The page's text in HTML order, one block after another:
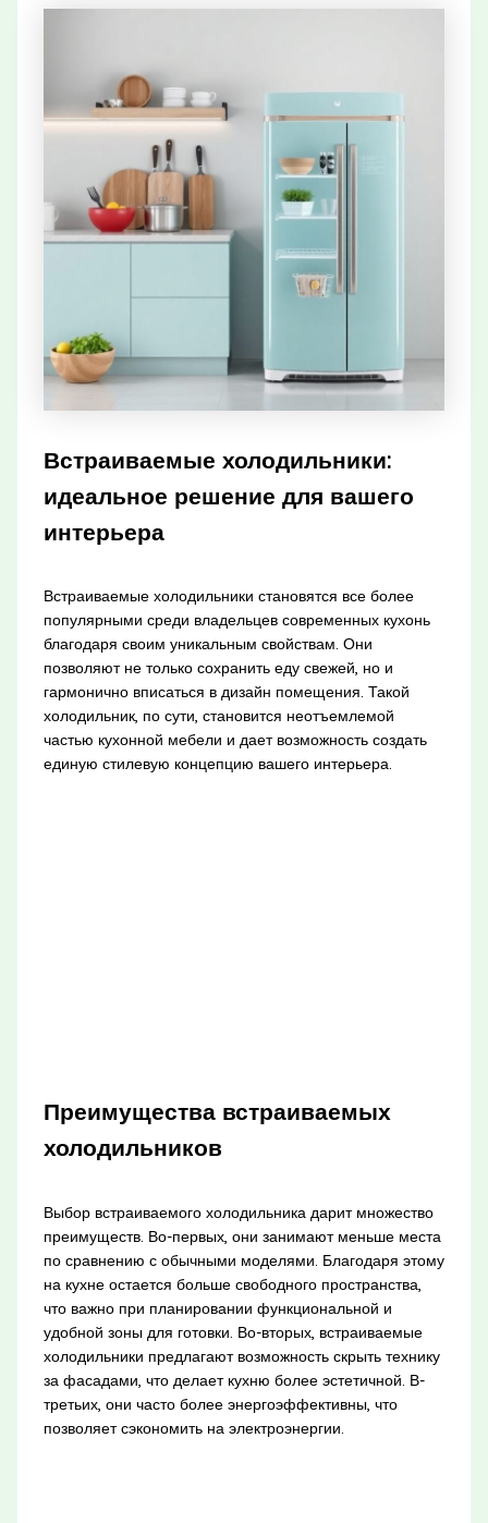
Встраиваемые холодильники:
идеальное решение для вашего
интерьера
Встраиваемые холодильники становятся все более
популярными среди владельцев современных кухонь
благодаря своим уникальным свойствам. Они
позволяют не только сохранить еду свежей, но и
гармонично вписаться в дизайн помещения. Такой
холодильник, по сути, становится неотъемлемой
частью кухонной мебели и дает возможность создать
единую стилевую концепцию вашего интерьера.
Преимущества встраиваемых
холодильников
Выбор встраиваемого холодильника дарит множество
преимуществ. Во-первых, они занимают меньше места
по сравнению с обычными моделями. Благодаря этому
на кухне остается больше свободного пространства,
что важно при планировании функциональной и
удобной зоны для готовки. Во-вторых, встраиваемые
холодильники предлагают возможность скрыть технику
за фасадами, что делает кухню более эстетичной. В-
третьих, они часто более энергоэффективны, что
позволяет сэкономить на электроэнергии.